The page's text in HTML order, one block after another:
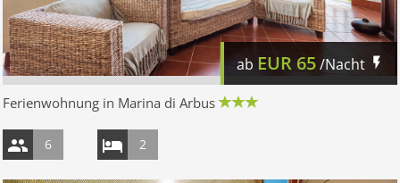
ab EUR 65/Nacht
Ferienwohnung in Marina di Arbus
6 2